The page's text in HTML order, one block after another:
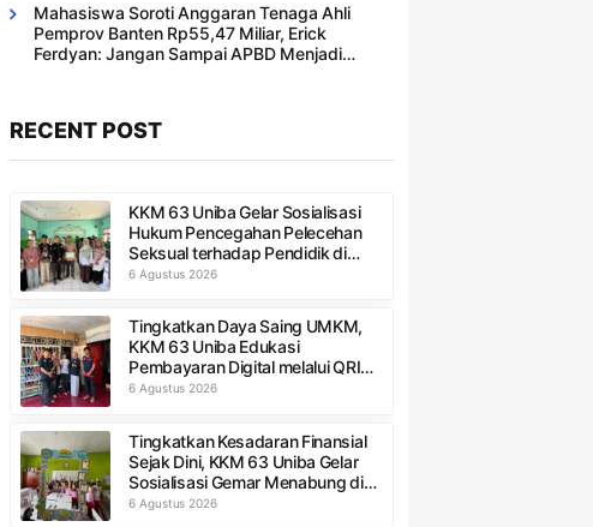
Mahasiswa Soroti Anggaran Tenaga Ahli
Pemprov Banten Rp55,47 Miliar, Erick
Ferdyan: Jangan Sampai APBD Menjadi
RECENT POST
KKM 63 Uniba Gelar Sosialisasi
Hukum Pencegahan Pelecehan
Seksual terhadap Pendidik di
MTs Al-Ittihad
6 Agustus 2026
Tingkatkan Daya Saing UMKM,
KKM 63 Uniba Edukasi
Pembayaran Digital melalui QRIS
di Kampung Peres
6 Agustus 2026
Tingkatkan Kesadaran Finansial
Sejak Dini, KKM 63 Uniba Gelar
Sosialisasi Gemar Menabung di
SDN Pulo Panjang 1
6 Agustus 2026